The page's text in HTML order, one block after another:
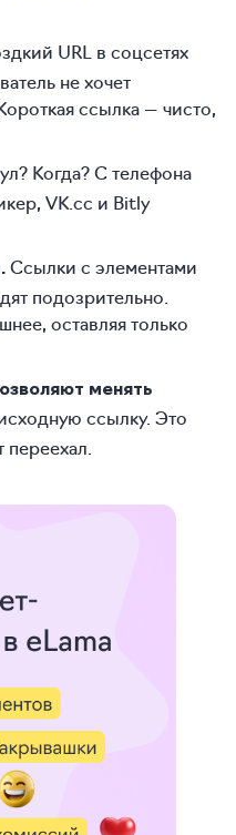
URL в соцсетях
не хочет
ссылка — чисто,
Когда? С телефона
VK.cc и Bitly
Ссылки с элементами
подозрительно.
оставляя только
менять
ссылку. Это